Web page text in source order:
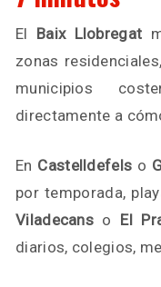
El Baix Llobregat
zonas
municipios
directamente a
En Castelldefels o
por temporada,
Viladecans o El
diarios, colegios,